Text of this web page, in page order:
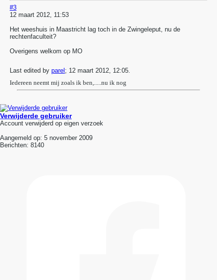
#3
12 maart 2012, 11:53
Het weeshuis in Maastricht lag toch in de Zwingeleput, nu de
rechtenfaculteit?
Overigens welkom op MO
Last edited by parel; 12 maart 2012, 12:05
Iedereen neemt mij zoals ik ben,.....nu ik nog
Verwijderde gebruiker
Account verwijderd op eigen verzoek
Aangemeld op: 5 november 2009
Berichten: 8140